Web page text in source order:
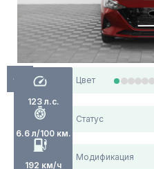
123 л.с.
6.6 л/100 км.
192 км/ч
Цвет
Статус
Модификация